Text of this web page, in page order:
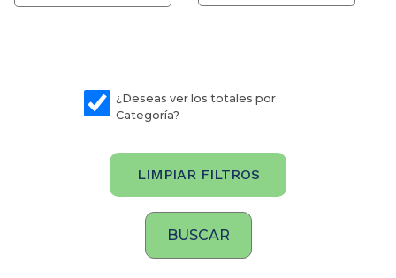
¿Deseas ver los totales por
Categoría?
LIMPIAR FILTROS